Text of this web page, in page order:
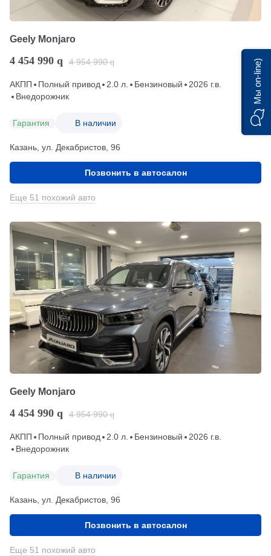
Geely Monjaro
4 454 990 q 4 954 990 q
АКПП Полный привод 2.0 л. Бензиновый
2026 г.в.
Внедорожник
Гарантия В наличии
Казань, ул. Декабристов, 96
Позвонить в автосалон
Еще 51 похожий авто
Geely Monjaro
4 454 990 q 4 954 990 q
АКПП Полный привод 2.0 л. Бензиновый
2026 г.в.
Внедорожник
Гарантия В наличии
Казань, ул. Декабристов, 96
Позвонить в автосалон
Еще 51 похожий авто
Мы on-line)